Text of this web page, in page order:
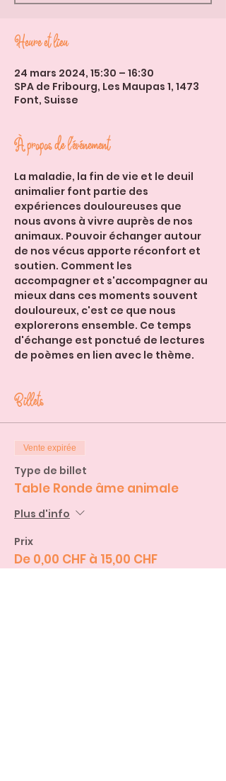
Heure et lieu
24 mars 2024, 15:30 – 16:30
SPA de Fribourg, Les Maupas 1, 1473
Font, Suisse
À propos de l'événement
La maladie, la fin de vie et le deuil
animalier font partie des
expériences douloureuses que
nous avons à vivre auprès de nos
animaux. Pouvoir échanger autour
de nos vécus apporte réconfort et
soutien. Comment les
accompagner et s'accompagner au
mieux dans ces moments souvent
douloureux, c'est ce que nous
explorerons ensemble. Ce temps
d'échange est ponctué de lectures
de poèmes en lien avec le thème.
Billets
Vente expirée
Type de billet
Table Ronde âme animale
Plus d'info
Prix
De 0,00 CHF à 15,00 CHF